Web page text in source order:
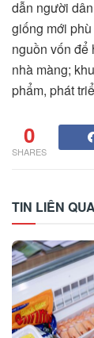
dẫn người
giống mới
nguồn vốn để
nhà màng;
phẩm, phát
0
SHARES
TIN LIÊN